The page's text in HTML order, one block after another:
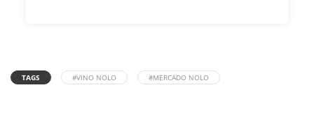
TAGS #VINO NOLO #MERCADO NOLO